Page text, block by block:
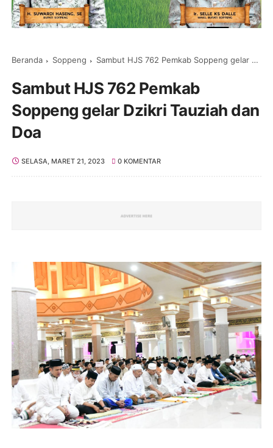
Beranda Soppeng Sambut HJS 762 Pemkab Soppeng gelar Dzikri Tauziah dan Doa
Sambut HJS 762 Pemkab
Soppeng gelar Dzikri Tauziah dan
Doa
SELASA, MARET 21, 2023 0 KOMENTAR